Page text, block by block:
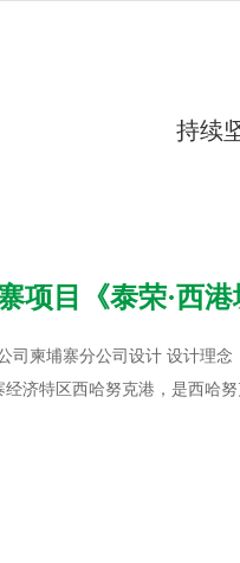
持续
项目《泰荣·西
司柬埔寨分公司设计 设计理
济特区西哈努克港，是西哈